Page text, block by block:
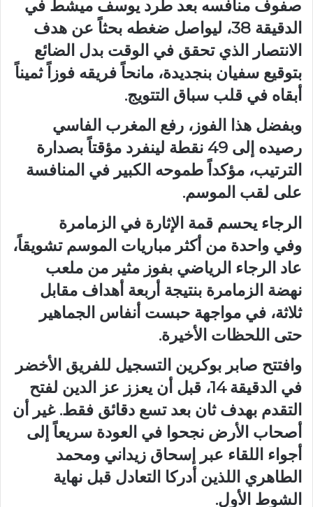
صفوف منافسه بعد طرد يوسف ميشط في
الدقيقة 38، ليواصل ضغطه بحثاً عن هدف
الانتصار الذي تحقق في الوقت بدل الضائع
بتوقيع سفيان بنجديدة، مانحاً فريقه فوزاً ثميناً
أبقاه في قلب سباق التتويج.
وبفضل هذا الفوز، رفع المغرب الفاسي
رصيده إلى 49 نقطة لينفرد مؤقتاً بصدارة
الترتيب، مؤكداً طموحه الكبير في المنافسة
على لقب الموسم.
الرجاء يحسم قمة الإثارة في الزمامرة
وفي واحدة من أكثر مباريات الموسم تشويقاً،
عاد الرجاء الرياضي بفوز مثير من ملعب
نهضة الزمامرة بنتيجة أربعة أهداف مقابل
ثلاثة، في مواجهة حبست أنفاس الجماهير
حتى اللحظات الأخيرة.
وافتتح صابر بوكرين التسجيل للفريق الأخضر
في الدقيقة 14، قبل أن يعزز عز الدين لفتح
التقدم بهدف ثان بعد تسع دقائق فقط. غير أن
أصحاب الأرض نجحوا في العودة سريعاً إلى
أجواء اللقاء عبر إسحاق زيداني ومحمد
الطاهري اللذين أدركا التعادل قبل نهاية
الشوط الأول.